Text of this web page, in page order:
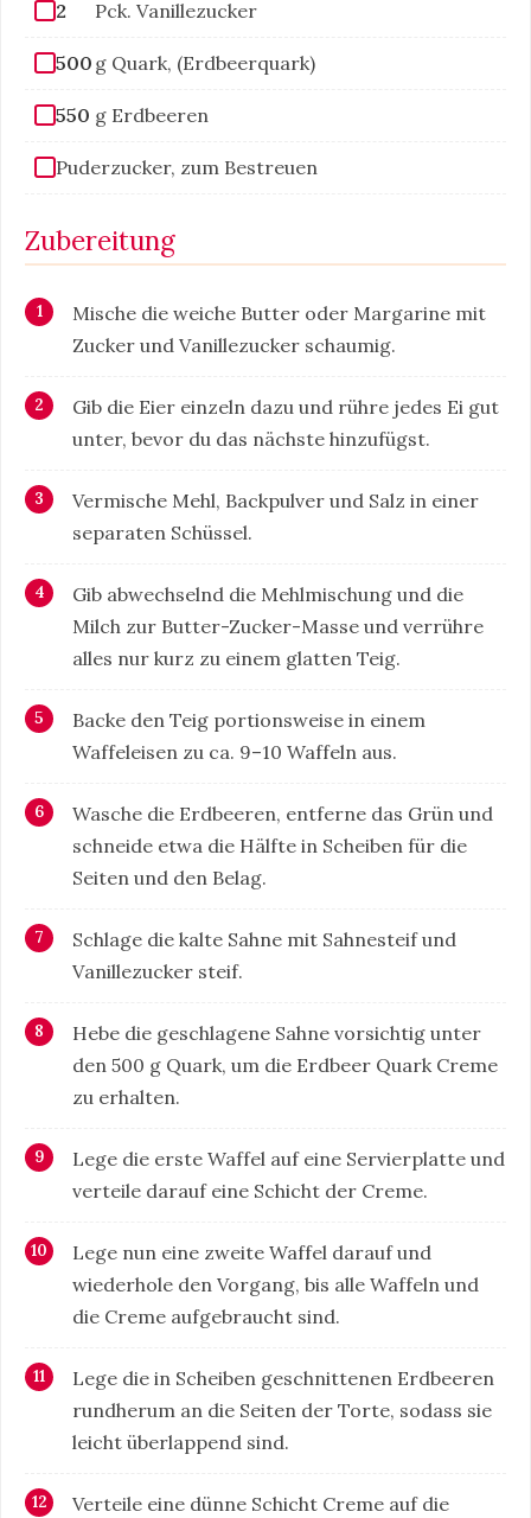
2 Pck. Vanillezucker
500 g Quark, (Erdbeerquark)
550 g Erdbeeren
Puderzucker, zum Bestreuen
Zubereitung
Mische die weiche Butter oder Margarine mit
Zucker und Vanillezucker schaumig.
Gib die Eier einzeln dazu und rühre jedes Ei gut
unter, bevor du das nächste hinzufügst.
Vermische Mehl, Backpulver und Salz in einer
separaten Schüssel.
Gib abwechselnd die Mehlmischung und die
Milch zur Butter-Zucker-Masse und verrühre
alles nur kurz zu einem glatten Teig.
Backe den Teig portionsweise in einem
Waffeleisen zu ca. 9–10 Waffeln aus.
Wasche die Erdbeeren, entferne das Grün und
schneide etwa die Hälfte in Scheiben für die
Seiten und den Belag.
Schlage die kalte Sahne mit Sahnesteif und
Vanillezucker steif.
Hebe die geschlagene Sahne vorsichtig unter
den 500 g Quark, um die Erdbeer Quark Creme
zu erhalten.
Lege die erste Waffel auf eine Servierplatte und
verteile darauf eine Schicht der Creme.
Lege nun eine zweite Waffel darauf und
wiederhole den Vorgang, bis alle Waffeln und
die Creme aufgebraucht sind.
Lege die in Scheiben geschnittenen Erdbeeren
rundherum an die Seiten der Torte, sodass sie
leicht überlappend sind.
Verteile eine dünne Schicht Creme auf die